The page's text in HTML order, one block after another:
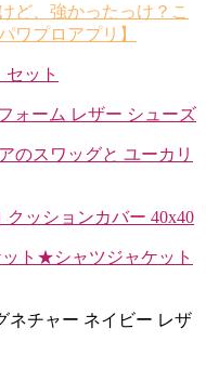
ど、強かったっけ？こ
ワプロアプリ】
ット
ォーム レザー シューズ
のスワッグと ユーカリ
クッションカバー 40x40
ト★シャツジャケット
ネチャー ネイビー レザ